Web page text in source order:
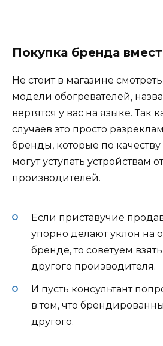
Покупка бренда
Не стоит в магазине
модели обогревателей,
вертятся у вас на языке. Так
случаев это просто
бренды, которые по
могут уступать устройствам
производителей.
Если приставучие
упорно делают уклон на
бренде, то советуем
другого производителя.
И пусть консультант
в том, что
другого.